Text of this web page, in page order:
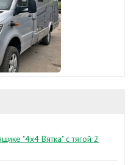
"4х4 Вятка" с тягой 2